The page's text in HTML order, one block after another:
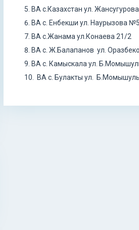
ВА с.Казахстан ул.
ВА с. Енбекши ул. Наурызова №5
ВА с.Жанама ул.Конаева 21/2
ВА с. Ж.Балапанов ул.
ВА с. Камыскала ул.
ВА с. Булакты ул.